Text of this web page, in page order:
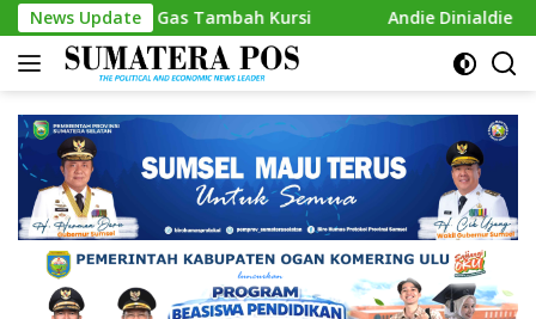
Skip
to
content
News Update
Tambah Kursi Andie Dinialdie Kembalikan